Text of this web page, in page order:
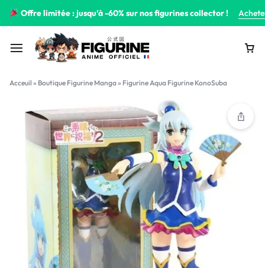
Offre limitée : jusqu’à -60% sur nos figurines collector !
Acceuil » Boutique Figurine Manga» Figurine Aqua Figurine KonoSuba